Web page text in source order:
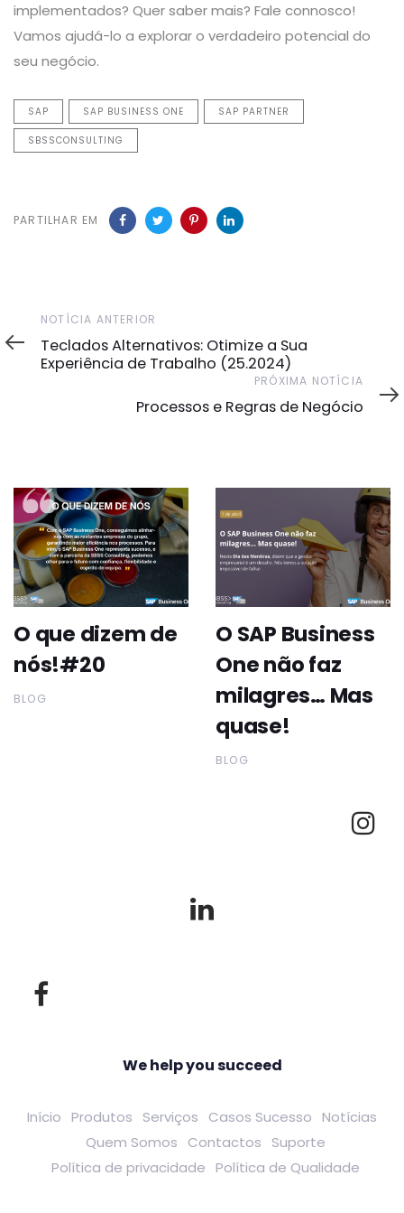
implementados? Quer saber mais? Fale connosco!
Vamos ajudá-lo a explorar o verdadeiro potencial do
seu negócio.
SAP SAP BUSINESS ONE SAP PARTNER
SBSSCONSULTING
PARTILHAR EM
Notícia
Anterior
NOTÍCIA ANTERIOR
Teclados Alternativos: Otimize a Sua
Experiência de Trabalho (25.2024)
Notícia
PRÓXIMA NOTÍCIA
Processos e Regras de Negócio
O que dizem de
nós!#20
BLOG
O SAP Business
One não faz
milagres… Mas
quase!
BLOG
We help you succeed
Início Produtos Serviços Casos Sucesso Notícias
Quem Somos
Contactos
Suporte
Política de privacidade Política de Qualidade